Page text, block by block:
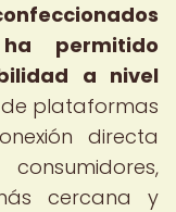
permitido
a nivel
plataformas
directa
cercana y